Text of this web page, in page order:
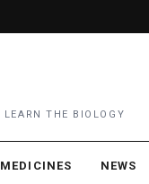
LEARN THE BIOLOGY
MEDICINES NEWS